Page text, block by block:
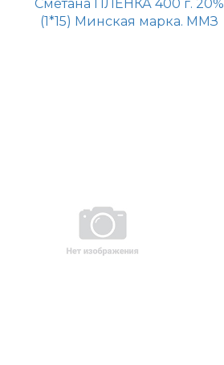
Сметана ПЛЕНКА 400 г. 20%
(1*15) Минская марка. ММЗ